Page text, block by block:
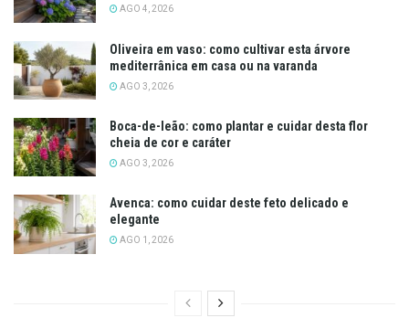
AGO 4, 2026
Oliveira em vaso: como cultivar esta árvore
mediterrânica em casa ou na varanda
AGO 3, 2026
Boca-de-leão: como plantar e cuidar desta flor
cheia de cor e caráter
AGO 3, 2026
Avenca: como cuidar deste feto delicado e
elegante
AGO 1, 2026